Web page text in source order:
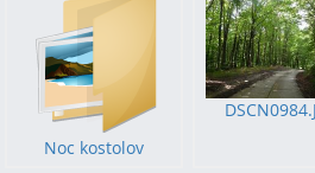
Noc kostolov